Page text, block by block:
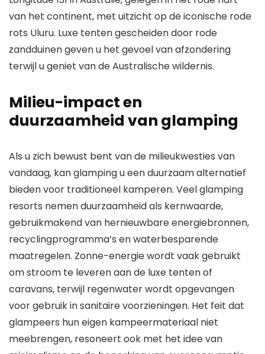
van het continent, met uitzicht op de iconische rode
rots Uluru. Luxe tenten gescheiden door rode
zandduinen geven u het gevoel van afzondering
terwijl u geniet van de Australische wildernis.
Milieu-impact en
duurzaamheid van glamping
Als u zich bewust bent van de milieukwesties van
vandaag, kan glamping u een duurzaam alternatief
bieden voor traditioneel kamperen. Veel glamping
resorts nemen duurzaamheid als kernwaarde,
gebruikmakend van hernieuwbare energiebronnen,
recyclingprogramma’s en waterbesparende
maatregelen. Zonne-energie wordt vaak gebruikt
om stroom te leveren aan de luxe tenten of
caravans, terwijl regenwater wordt opgevangen
voor gebruik in sanitaire voorzieningen. Het feit dat
glampeers hun eigen kampeermateriaal niet
meebrengen, resoneert ook met het idee van